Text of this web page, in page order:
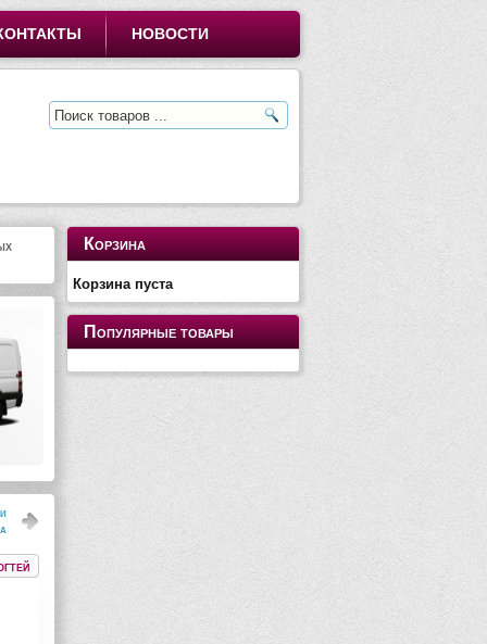
НОВОСТИ
Корзина
Корзина пуста
Популярные товары